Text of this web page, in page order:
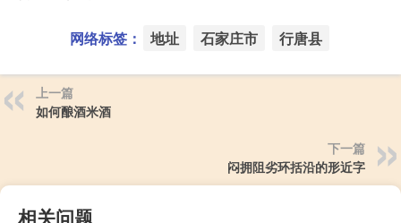
网络标签： 地址 石家庄市 行唐县
上一篇
如何酿酒米酒
下一篇
闷拥阻劣环括沿的形近字
相关问题